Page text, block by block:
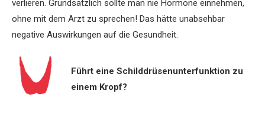
verlieren. Grundsätzlich sollte man nie Hormone einnehmen,
ohne mit dem Arzt zu sprechen! Das hätte unabsehbar
negative Auswirkungen auf die Gesundheit.
Führt eine Schilddrüsenunterfunktion zu
einem Kropf?